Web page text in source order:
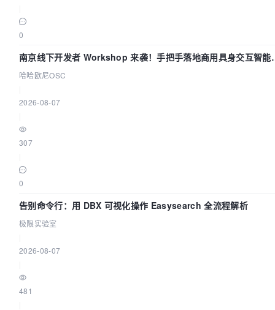
0
南京线下开发者 Workshop 来袭！手把手落地商用具身交互智能
Agent 应用
哈哈欧尼OSC
2026-08-07
307
0
告别命令行：用 DBX 可视化操作 Easysearch 全流程解析
极限实验室
2026-08-07
481